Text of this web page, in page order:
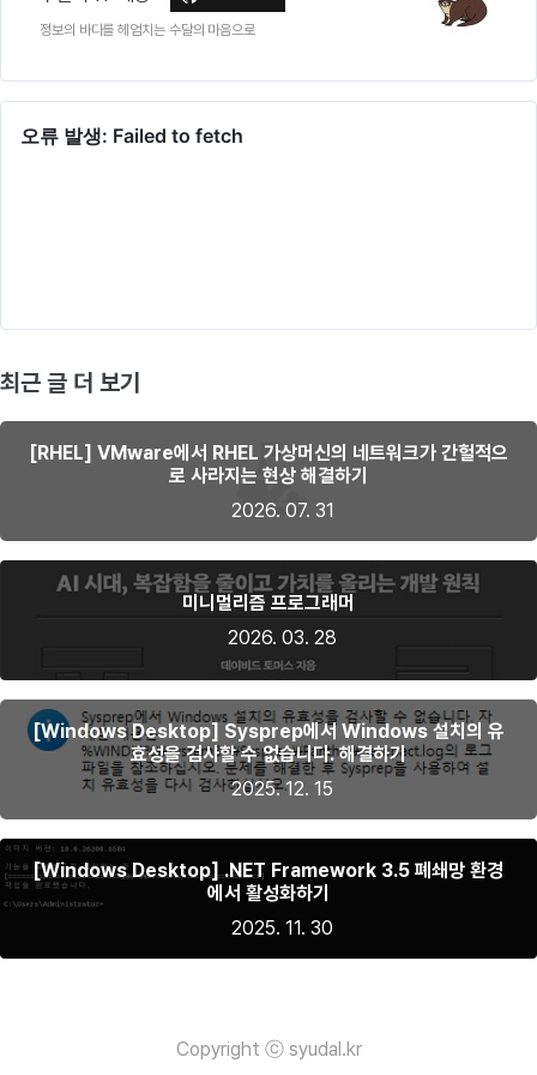
정보의 바다를 헤엄치는 수달의 마음으로
최근 글 더 보기
[RHEL] VMware에서 RHEL 가상머신의 네트워크가 간헐적으
로 사라지는 현상 해결하기
2026. 07. 31
미니멀리즘 프로그래머
2026. 03. 28
[Windows Desktop] Sysprep에서 Windows 설치의 유
효성을 검사할 수 없습니다. 해결하기
2025. 12. 15
[Windows Desktop] .NET Framework 3.5 폐쇄망 환경
에서 활성화하기
2025. 11. 30
Copyright ⓒ syudal.kr